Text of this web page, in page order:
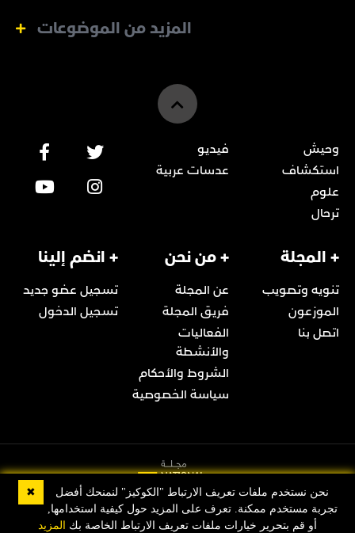
المزيد من الموضوعات
وحيش
استكشاف
علوم
ترحال
فيديو
عدسات عربية
+ المجلة
تنويه وتصويب
الموزعون
اتصل بنا
+ من نحن
عن المجلة
فريق المجلة
الفعاليات
والأنشطة
الشروط والأحكام
سياسة الخصوصية
+ انضم إلينا
تسجيل عضو جديد
تسجيل الدخول
© 2022 Copyright مجلة ناشيونال جيوغرافيك العربية
✖
نحن نستخدم ملفات تعريف الارتباط "الكوكيز" لنمنحك أفضل
تجربة مستخدم ممكنة. تعرف على المزيد حول كيفية استخدامها,
أو قم بتحرير خيارات ملفات تعريف الارتباط الخاصة بك
المزيد